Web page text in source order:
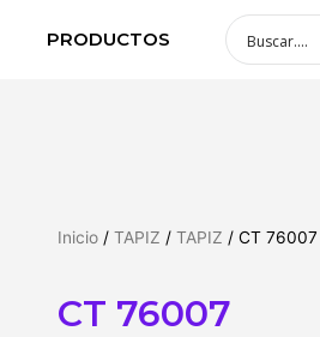
PRODUCTOS
Inicio / TAPIZ / TAPIZ / CT 76007
CT 76007